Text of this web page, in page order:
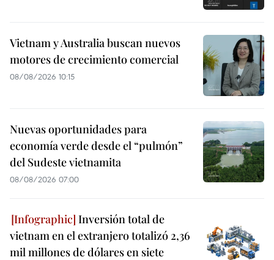
Vietnam y Australia buscan nuevos
motores de crecimiento comercial
08/08/2026 10:15
Nuevas oportunidades para
economía verde desde el “pulmón”
del Sudeste vietnamita
08/08/2026 07:00
Inversión total de
vietnam en el extranjero totalizó 2,36
mil millones de dólares en siete